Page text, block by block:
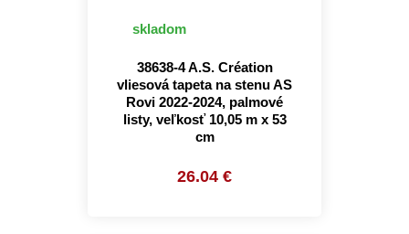
skladom
38638-4 A.S. Création
vliesová tapeta na stenu AS
Rovi 2022-2024, palmové
listy, veľkosť 10,05 m x 53
cm
26.04 €